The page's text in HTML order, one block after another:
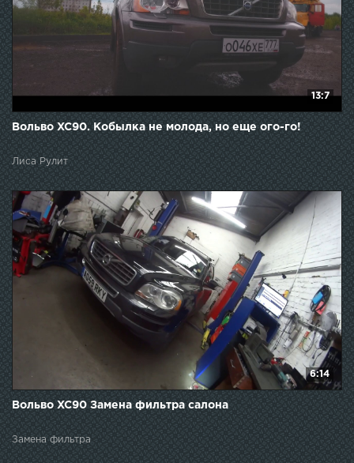
13:7
Вольво XC90. Кобылка не молода, но еще ого-го!
Лиса Рулит
6:14
Вольво XC90 Замена фильтра салона
Замена фильтра